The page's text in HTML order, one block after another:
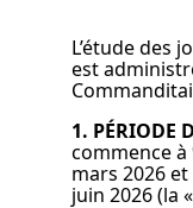
L’étude des
est
1. PÉRIODE
commence à
mars 2026 et
juin 2026 (la